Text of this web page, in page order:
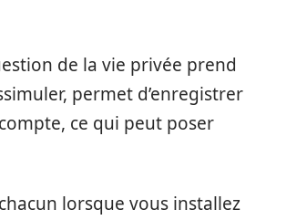
de la vie privée prend
permet d’enregistrer
ce qui peut poser
lorsque vous installez